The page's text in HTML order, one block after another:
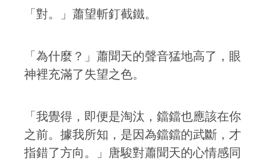
「對。」蕭望斬釘截鐵。
「為什麼？」蕭聞天的聲音猛地高了，眼
神裡充滿了失望之色。
「我覺得，即便是淘汰，鐺鐺也應該在你
之前。據我所知，是因為鐺鐺的武斷，才
指錯了方向。」唐駿對蕭聞天的心情感同